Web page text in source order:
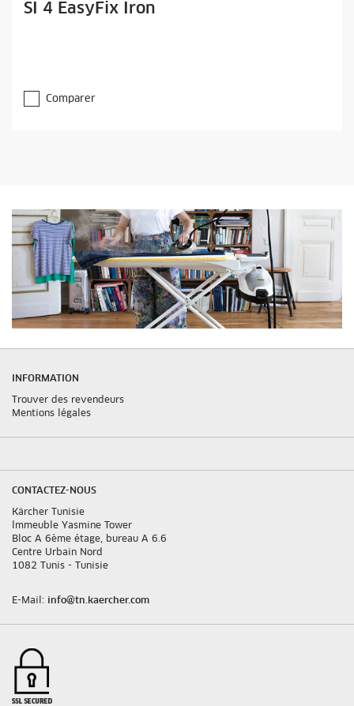
SI 4 EasyFix Iron
Comparer
INFORMATION
Trouver des revendeurs
Mentions légales
CONTACTEZ-NOUS
Kärcher Tunisie
lmmeuble Yasmine Tower
Bloc A 6ème étage, bureau A 6.6
Centre Urbain Nord
1082 Tunis - Tunisie
E-Mail: info@tn.kaercher.com